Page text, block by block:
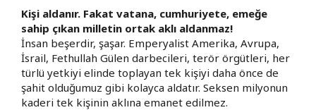
Kişi aldanır. Fakat vatana, cumhuriyete, emeğe
sahip çıkan milletin ortak aklı aldanmaz!
İnsan beşerdir, şaşar. Emperyalist Amerika, Avrupa,
İsrail, Fethullah Gülen darbecileri, terör örgütleri, her
türlü yetkiyi elinde toplayan tek kişiyi daha önce de
şahit olduğumuz gibi kolayca aldatır. Seksen milyonun
kaderi tek kişinin aklına emanet edilmez.